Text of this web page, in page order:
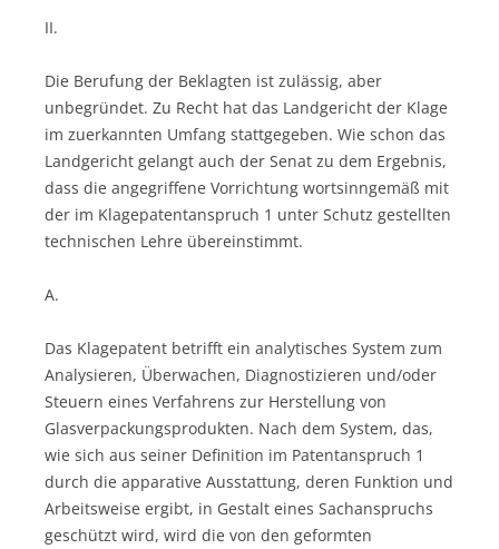
II.
Die Berufung der Beklagten ist zulässig, aber
unbegründet. Zu Recht hat das Landgericht der Klage
im zuerkannten Umfang stattgegeben. Wie schon das
Landgericht gelangt auch der Senat zu dem Ergebnis,
dass die angegriffene Vorrichtung wortsinngemäß mit
der im Klagepatentanspruch 1 unter Schutz gestellten
technischen Lehre übereinstimmt.
A.
Das Klagepatent betrifft ein analytisches System zum
Analysieren, Überwachen, Diagnostizieren und/oder
Steuern eines Verfahrens zur Herstellung von
Glasverpackungsprodukten. Nach dem System, das,
wie sich aus seiner Definition im Patentanspruch 1
durch die apparative Ausstattung, deren Funktion und
Arbeitsweise ergibt, in Gestalt eines Sachanspruchs
geschützt wird, wird die von den geformten